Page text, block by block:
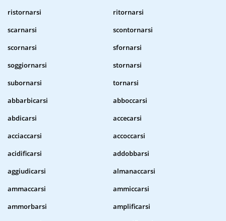
ristornarsi
ritornarsi
scarnarsi
scontornarsi
scornarsi
sfornarsi
soggiornarsi
stornarsi
subornarsi
tornarsi
abbarbicarsi
abboccarsi
abdicarsi
accecarsi
acciaccarsi
accoccarsi
acidificarsi
addobbarsi
aggiudicarsi
almanaccarsi
ammaccarsi
ammiccarsi
ammorbarsi
amplificarsi